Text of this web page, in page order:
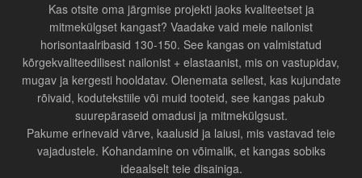
Kas otsite oma järgmise projekti jaoks kvaliteetset ja
mitmekülgset kangast? Vaadake vaid meie nailonist
horisontaalribasid 130-150. See kangas on valmistatud
kõrgekvaliteedilisest nailonist + elastaanist, mis on vastupidav,
mugav ja kergesti hooldatav. Olenemata sellest, kas kujundate
rõivaid, kodutekstiile või muid tooteid, see kangas pakub
suurepäraseid omadusi ja mitmekülgsust.
Pakume erinevaid värve, kaalusid ja laiusi, mis vastavad teie
vajadustele. Kohandamine on võimalik, et kangas sobiks
ideaalselt teie disainiga.